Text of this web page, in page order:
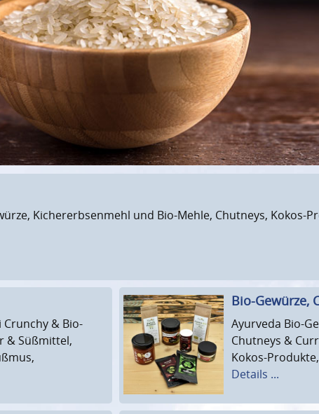
Kichererbsenmehl und Bio-Mehle, Chutneys, Kokos-
Crunchy & Bio-
& Süßmittel,
Bio-Gewürze,
Ayurveda Bio-
Chutneys &
Kokos-
Details ...